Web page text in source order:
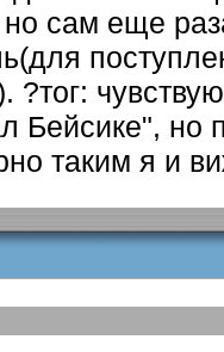
сам еще
?тог:
Бейсике", но
таким я и